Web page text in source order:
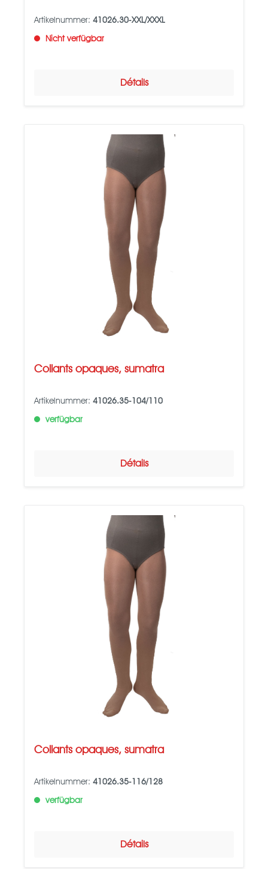
Artikelnummer: 41026.30-XXL/XXXL
Nicht verfügbar
Détails
Collants opaques, sumatra
Artikelnummer: 41026.35-104/110
verfügbar
Détails
Collants opaques, sumatra
Artikelnummer: 41026.35-116/128
verfügbar
Détails